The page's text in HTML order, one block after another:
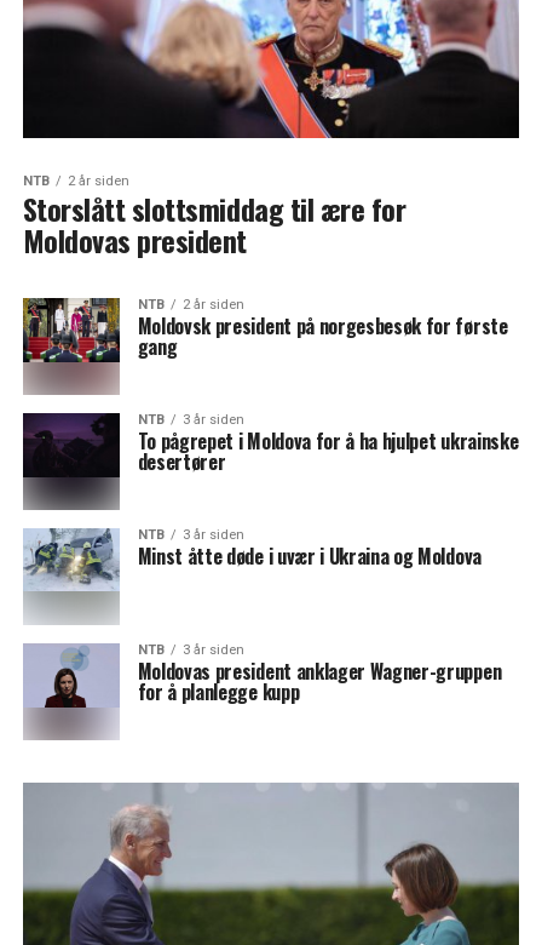
NTB 2 år siden
Storslått slottsmiddag til ære for
Moldovas president
NTB 2 år siden
Moldovsk president på norgesbesøk for første
gang
NTB 3 år siden
To pågrepet i Moldova for å ha hjulpet ukrainske
desertører
NTB 3 år siden
Minst åtte døde i uvær i Ukraina og Moldova
NTB 3 år siden
Moldovas president anklager Wagner-gruppen
for å planlegge kupp